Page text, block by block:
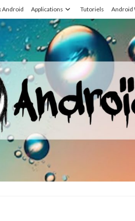
Android Applications Tutoriels Android